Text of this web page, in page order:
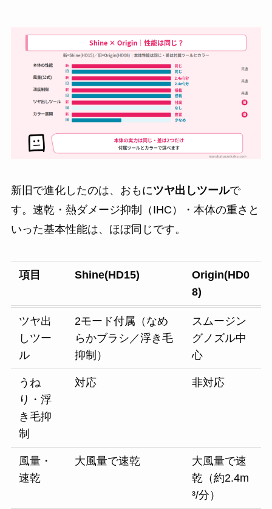
新旧で進化したのは、おもにツヤ出しツールで
す。速乾・熱ダメージ抑制（IHC）・本体の重さと
いった基本性能は、ほぼ同じです。
項目 Shine(HD15)
Origin(HD0
8)
ツヤ出
しツー
ル
2モード付属（なめ
らかブラシ／浮き毛
抑制）
スムージン
グノズル中
心
うね
り・浮
き毛抑
制
対応 非対応
風量・
速乾
大風量で速乾
大風量で速
乾（約2.4m
³/分）